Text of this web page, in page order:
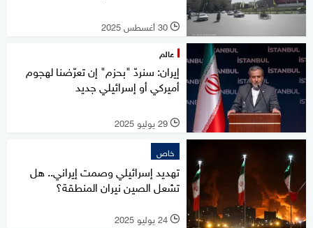
l 30 أغسطس 2025
عالم
إيران: سنردّ "بحزم" إن تعرّضنا لهجوم
أميركي أو إسرائيلي جديد
l 29 يوليو 2025
خاص
تهديد إسرائيلي وصمت إيراني.. هل
تشعل الصين نيران المنطقة؟
l 24 يوليو 2025